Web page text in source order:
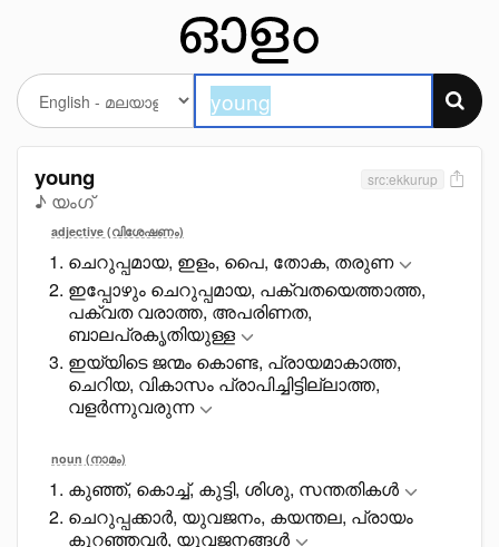
young
♪ യംഗ്
src:ekkurup
adjective (വിശേഷണം)
ചെറുപ്പമായ, ഇളം, പെെ, തോക, തരുണ
ഇപ്പോഴും ചെറുപ്പമായ, പക്വതയെത്താത്ത,
പക്വത വരാത്ത, അപരിണത,
ബാലപ്രകൃതിയുള്ള
ഇയ്യിടെ ജന്മം കൊണ്ട, പ്രായമാകാത്ത,
ചെറിയ, വികാസം പ്രാപിച്ചിട്ടില്ലാത്ത,
വളർന്നുവരുന്ന
noun (നാമം)
കുഞ്ഞ്, കൊച്ച്, കുട്ടി, ശിശു, സന്തതികൾ
ചെറുപ്പക്കാർ, യുവജനം, കയന്തല, പ്രായം
കുറഞ്ഞവർ, യുവജനങ്ങൾ